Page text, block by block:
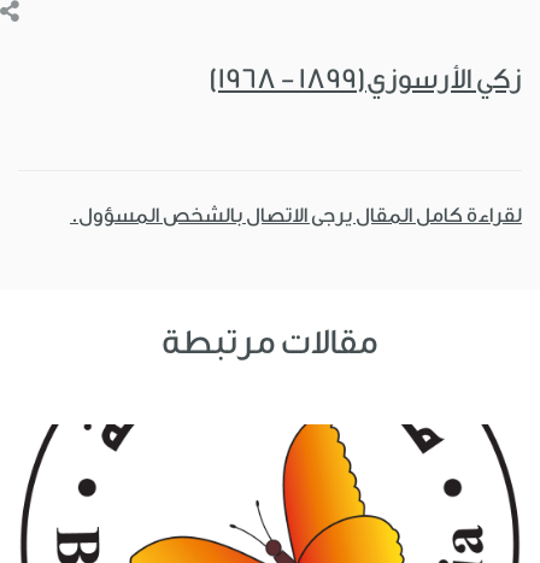
زكي الأرسوزي(1899 - 1968)
لقراءة كامل المقال يرجى الاتصال بالشخص المسؤول.
مقالات مرتبطة